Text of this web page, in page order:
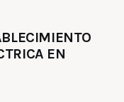
EN